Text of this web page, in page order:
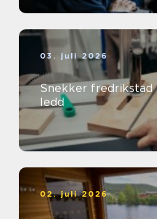
03. juli 2026
Snekker fredrikstad trygg kvalitet i alle
ledd
02. juli 2026